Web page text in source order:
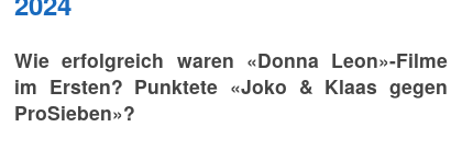
Wie erfolgreich waren «Donna Leon»-Filme
im Ersten? Punktete «Joko & Klaas gegen
ProSieben»?